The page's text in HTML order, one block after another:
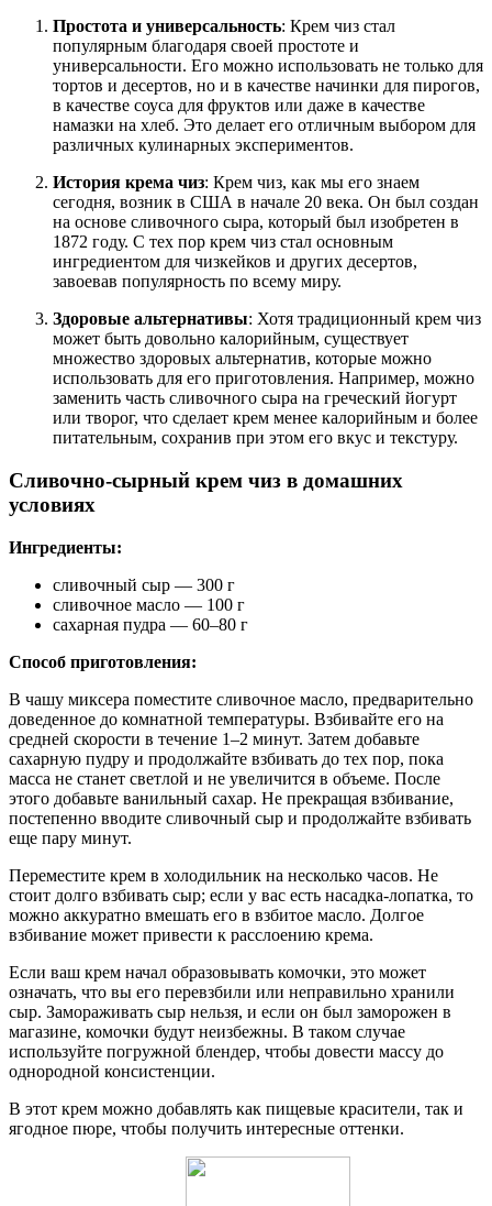
Простота и универсальность: Крем чиз стал
популярным благодаря своей простоте и
универсальности. Его можно использовать не только для
тортов и десертов, но и в качестве начинки для пирогов,
в качестве соуса для фруктов или даже в качестве
намазки на хлеб. Это делает его отличным выбором для
различных кулинарных экспериментов.
История крема чиз: Крем чиз, как мы его знаем
сегодня, возник в США в начале 20 века. Он был создан
на основе сливочного сыра, который был изобретен в
1872 году. С тех пор крем чиз стал основным
ингредиентом для чизкейков и других десертов,
завоевав популярность по всему миру.
Здоровые альтернативы: Хотя традиционный крем чиз
может быть довольно калорийным, существует
множество здоровых альтернатив, которые можно
использовать для его приготовления. Например, можно
заменить часть сливочного сыра на греческий йогурт
или творог, что сделает крем менее калорийным и более
питательным, сохранив при этом его вкус и текстуру.
Сливочно-сырный крем чиз в домашних
условиях
Ингредиенты:
сливочный сыр — 300 г
сливочное масло — 100 г
сахарная пудра — 60–80 г
Способ приготовления:
В чашу миксера поместите сливочное масло, предварительно
доведенное до комнатной температуры. Взбивайте его на
средней скорости в течение 1–2 минут. Затем добавьте
сахарную пудру и продолжайте взбивать до тех пор, пока
масса не станет светлой и не увеличится в объеме. После
этого добавьте ванильный сахар. Не прекращая взбивание,
постепенно вводите сливочный сыр и продолжайте взбивать
еще пару минут.
Переместите крем в холодильник на несколько часов. Не
стоит долго взбивать сыр; если у вас есть насадка-лопатка, то
можно аккуратно вмешать его в взбитое масло. Долгое
взбивание может привести к расслоению крема.
Если ваш крем начал образовывать комочки, это может
означать, что вы его перевзбили или неправильно хранили
сыр. Замораживать сыр нельзя, и если он был заморожен в
магазине, комочки будут неизбежны. В таком случае
используйте погружной блендер, чтобы довести массу до
однородной консистенции.
В этот крем можно добавлять как пищевые красители, так и
ягодное пюре, чтобы получить интересные оттенки.